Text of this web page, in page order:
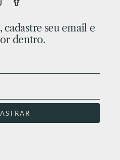
cadastre seu email e
dentro.